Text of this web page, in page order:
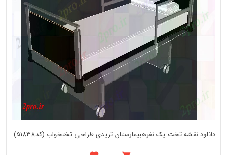
دانلود نقشه تخت یک نفرهبیمارستان تریدی طراحی تختخواب (کد51838)